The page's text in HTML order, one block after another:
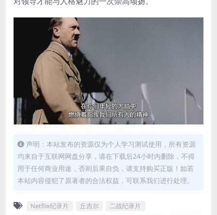
声明：本站发布的资源仅为个人学习测试使用，所有资源
均来自于互联网网盘分享，请在下载后24小时内删除，不得
用于任何商业用途，否则后果自负，请支持购买正版！如若
本站内容侵犯了原著者的合法权益，可联系我们进行处理。
Netflix纪录片 丘吉尔 二战纪录片